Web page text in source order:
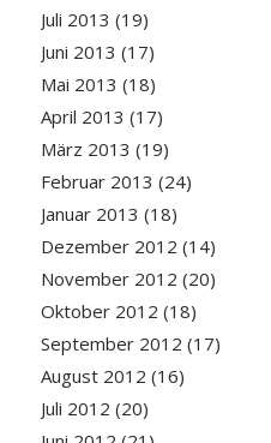
Juli 2013 (19)
Juni 2013 (17)
Mai 2013 (18)
April 2013 (17)
März 2013 (19)
Februar 2013 (24)
Januar 2013 (18)
Dezember 2012 (14)
November 2012 (20)
Oktober 2012 (18)
September 2012 (17)
August 2012 (16)
Juli 2012 (20)